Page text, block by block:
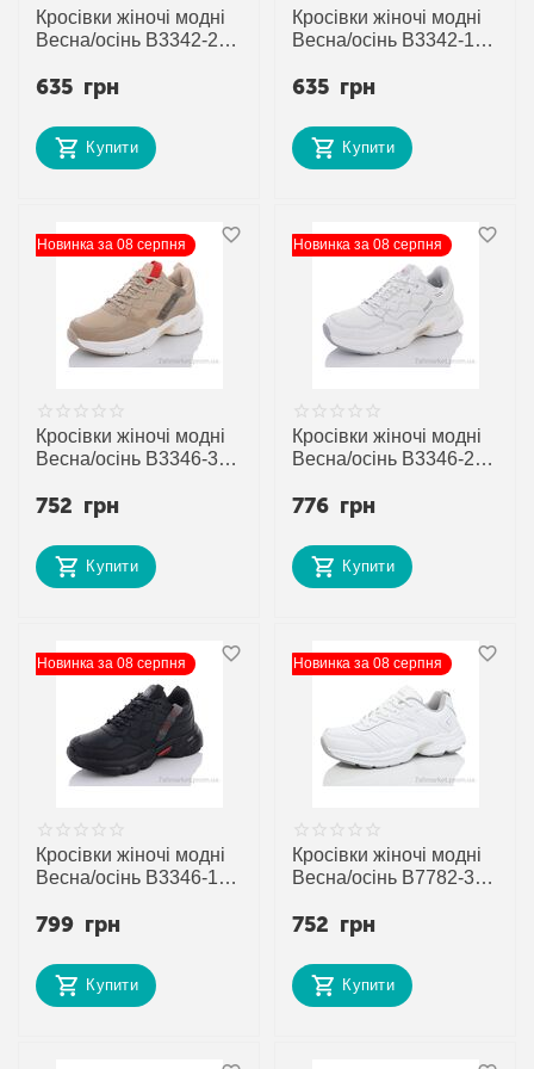
Кросівки жіночі модні
Весна/осінь B3342-2 (8
Demax" недорого
постачальника
635 грн
Купити
Кросівки жіночі модні
Весна/осінь B3342-1 (8
Demax" недорого
постачальника
635 грн
Купити
Новинка за 08 серпня
Кросівки жіночі модні
Весна/осінь B3346-3 (8
Demax" недорого
постачальника
752 грн
Купити
Новинка за 08 серпня
Кросівки жіночі модні
Весна/осінь B3346-2 (8
Demax" недорого
постачальника
776 грн
Купити
Новинка за 08 серпня
Кросівки жіночі модні
Весна/осінь B3346-1 (8
Demax" недорого
постачальника
799 грн
Купити
Новинка за 08 серпня
Кросівки жіночі модні
Весна/осінь B7782-3 (8
Demax" недорого
постачальника
752 грн
Купити